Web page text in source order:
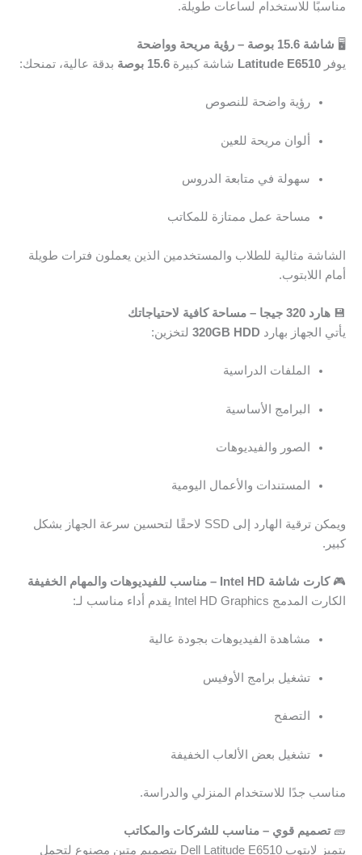
مناسبًا للاستخدام لساعات طويلة.
🖥️ شاشة 15.6 بوصة – رؤية مريحة وواضحة
يوفر Latitude E6510 شاشة كبيرة 15.6 بوصة بدقة عالية، تمنحك:
رؤية واضحة للنصوص
ألوان مريحة للعين
سهولة في متابعة الدروس
مساحة عمل ممتازة للمكاتب
الشاشة مثالية للطلاب والمستخدمين الذين يعملون فترات طويلة
أمام اللابتوب.
💾 هارد 320 جيجا – مساحة كافية لاحتياجاتك
يأتي الجهاز بهارد 320GB HDD لتخزين:
الملفات الدراسية
البرامج الأساسية
الصور والفيديوهات
المستندات والأعمال اليومية
ويمكن ترقية الهارد إلى SSD لاحقًا لتحسين سرعة الجهاز بشكل
كبير.
🎮كارت شاشة Intel HD – مناسب للفيديوهات والمهام الخفيفة
الكارت المدمج Intel HD Graphics يقدم أداء مناسب لـ:
مشاهدة الفيديوهات بجودة عالية
تشغيل برامج الأوفيس
التصفح
تشغيل بعض الألعاب الخفيفة
مناسب جدًا للاستخدام المنزلي والدراسة.
🧱تصميم قوي – مناسب للشركات والمكاتب
يتميز لابتوب Dell Latitude E6510 بتصميم متين مصنوع لتحمل